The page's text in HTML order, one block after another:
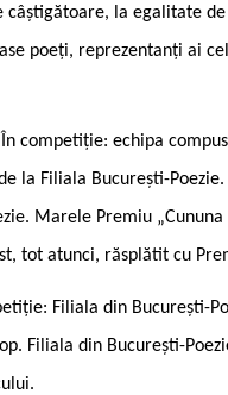
câștigătoare, la egalitate
poeți, reprezentanți ai
competiție: echipa
la Filiala București-
Marele Premiu
tot atunci, răsplătit cu
Filiala din București-
Filiala din București-